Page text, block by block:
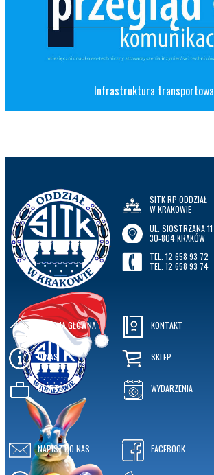
Infrastruktura transportowa
SITK RP ODDZIAŁ
W KRAKOWIE
UL. SIOSTRZANA 11
30-804 KRAKÓW
TEL. 12 658 93 72
TEL. 12 658 93 74
STRONA GŁÓWNA
O NAS
OFERTA
KONTAKT
SKLEP
WYDARZENIA
NAPISZ DO NAS FACEBOOK